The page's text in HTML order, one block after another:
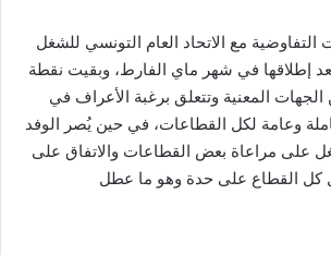
التفاوضية مع الاتحاد العام التونسي للشغل
إطلاقها في شهر ماي الفارط، وبقيت نقطة
الجهات المعنية وتتعلق برغبة الأعراف في
وعامة لكل القطاعات، في حين يُصر الوفد
على مراعاة بعض القطاعات والاتفاق على
كل القطاع على حدة وهو ما عطل